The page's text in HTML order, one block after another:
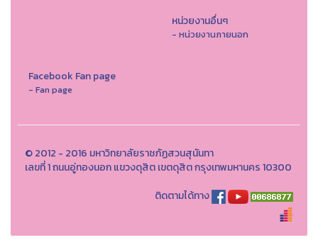
หน่วยงานอื่นๆ
- หน่วยงานภายนอก
Facebook Fan page
- Fan page
© 2012 - 2016 มหาวิทยาลัยราชภัฏสวนสุนันทา
เลขที่ 1 ถนนอู่ทองนอก แขวงดุสิต เขตดุสิต กรุงเทพมหานคร 10300
ติดตามได้ทาง